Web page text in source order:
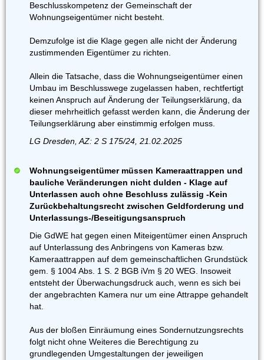
Beschlusskompetenz der Gemeinschaft der
Wohnungseigentümer nicht besteht.
Demzufolge ist die Klage gegen alle nicht der Änderung
zustimmenden Eigentümer zu richten.
Allein die Tatsache, dass die Wohnungseigentümer einen
Umbau im Beschlusswege zugelassen haben, rechtfertigt
keinen Anspruch auf Änderung der Teilungserklärung, da
dieser mehrheitlich gefasst werden kann, die Änderung der
Teilungserklärung aber einstimmig erfolgen muss.
LG Dresden, AZ: 2 S 175/24, 21.02.2025
Wohnungseigentümer müssen Kameraattrappen und
bauliche Veränderungen nicht dulden - Klage auf
Unterlassen auch ohne Beschluss zulässig -Kein
Zurückbehaltungsrecht zwischen Geldforderung und
Unterlassungs-/Beseitigungsanspruch
Die GdWE hat gegen einen Miteigentümer einen Anspruch
auf Unterlassung des Anbringens von Kameras bzw.
Kameraattrappen auf dem gemeinschaftlichen Grundstück
gem. § 1004 Abs. 1 S. 2 BGB iVm § 20 WEG. Insoweit
entsteht der Überwachungsdruck auch, wenn es sich bei
der angebrachten Kamera nur um eine Attrappe gehandelt
hat.
Aus der bloßen Einräumung eines Sondernutzungsrechts
folgt nicht ohne Weiteres die Berechtigung zu
grundlegenden Umgestaltungen der jeweiligen